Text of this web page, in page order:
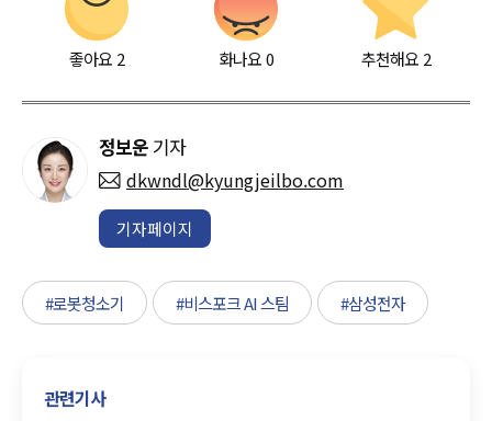
좋아요 2 화나요0 추천해요 2
정보운 기자
dkwndl@kyungjeilbo.com
기자페이지
#로봇청소기 #비스포크 AI 스팀 #삼성전자
관련기사